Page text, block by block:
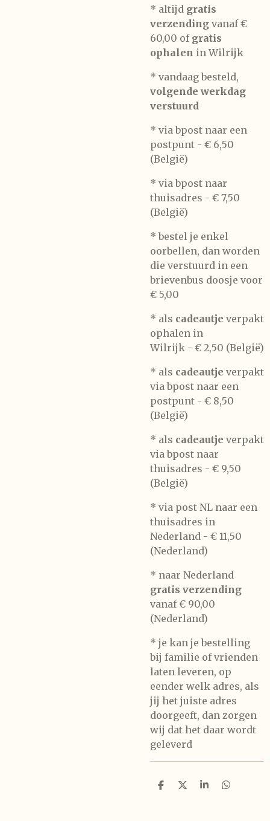
* altijd gratis
verzending vanaf €
60,00 of gratis
ophalen in Wilrijk
* vandaag besteld,
volgende werkdag
verstuurd
* via bpost naar een
postpunt - € 6,50
(België)
* via bpost naar
thuisadres - € 7,50
(België)
* bestel je enkel
oorbellen, dan worden
die verstuurd in een
brievenbus doosje voor
€ 5,00
* als cadeautje verpakt
ophalen in
Wilrijk - € 2,50 (België)
* als cadeautje verpakt
via bpost naar een
postpunt - € 8,50
(België)
* als cadeautje verpakt
via bpost naar
thuisadres - € 9,50
(België)
* via post NL naar een
thuisadres in
Nederland - € 11,50
(Nederland)
* naar Nederland
gratis verzending
vanaf € 90,00
(Nederland)
* je kan je bestelling
bij familie of vrienden
laten leveren, op
eender welk adres, als
jij het juiste adres
doorgeeft, dan zorgen
wij dat het daar wordt
geleverd
D
D
S
D